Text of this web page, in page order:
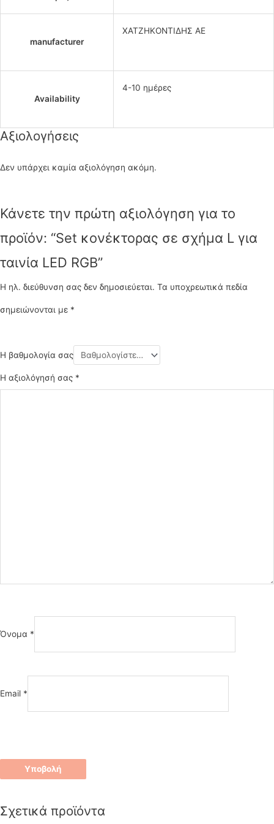
manufacturer
ΧΑΤΖΗΚΟΝΤΙΔΗΣ ΑΕ
Availability
4-10 ημέρες
Αξιολογήσεις
Δεν υπάρχει καμία αξιολόγηση ακόμη.
Κάνετε την πρώτη αξιολόγηση για το
προϊόν: “Set κονέκτορας σε σχήμα L για
ταινία LED RGB”
Η ηλ. διεύθυνση σας δεν δημοσιεύεται. Τα υποχρεωτικά πεδία
σημειώνονται με *
Η βαθμολογία σας
Η αξιολόγησή σας *
Όνομα *
Email *
Σχετικά προϊόντα